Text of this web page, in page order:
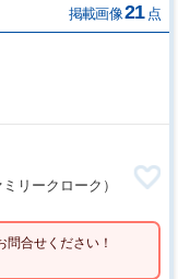
掲載画像21 点
リークローク）
合せください！